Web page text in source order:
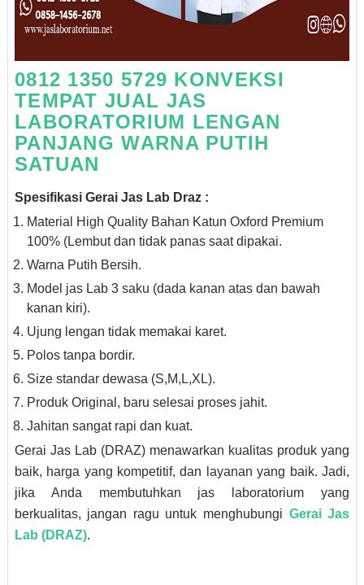
0812 1350 5729 KONVEKSI
TEMPAT JUAL JAS
LABORATORIUM LENGAN
PANJANG WARNA PUTIH
SATUAN
Spesifikasi Gerai Jas Lab Draz :
Material High Quality Bahan Katun Oxford Premium
100% (Lembut dan tidak panas saat dipakai.
Warna Putih Bersih.
Model jas Lab 3 saku (dada kanan atas dan bawah
kanan kiri).
Ujung lengan tidak memakai karet.
Polos tanpa bordir.
Size standar dewasa (S,M,L,XL).
Produk Original, baru selesai proses jahit.
Jahitan sangat rapi dan kuat.
Gerai Jas Lab (DRAZ) menawarkan kualitas produk yang
baik, harga yang kompetitif, dan layanan yang baik. Jadi,
jika Anda membutuhkan jas laboratorium yang
berkualitas, jangan ragu untuk menghubungi Gerai Jas
Lab (DRAZ).